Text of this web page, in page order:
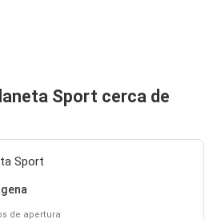
Sport cerca de
Sport
de apertura